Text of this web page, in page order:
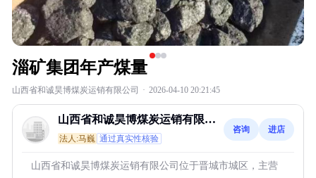
淄矿集团年产煤量
山西省和诚昊博煤炭运销有限公司 · 2026-04-10 20:21:45
山西省和诚昊博煤炭运销有限公
司
法人:马巍 通过真实性核验
咨询 进店
山西省和诚昊博煤炭运销有限公司位于晋城市城区，主营